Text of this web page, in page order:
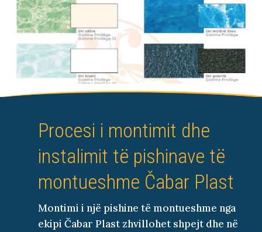
Procesi i montimit dhe
instalimit të pishinave të
montueshme Čabar Plast
Montimi i një pishine të montueshme nga
ekipi Čabar Plast zhvillohet shpejt dhe në